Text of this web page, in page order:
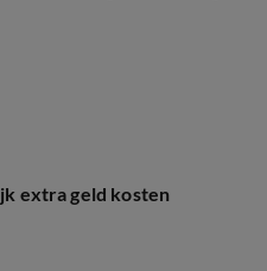
extra geld kosten